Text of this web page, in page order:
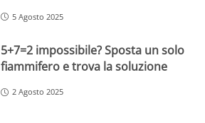
5 Agosto 2025
5+7=2 impossibile? Sposta un solo
fiammifero e trova la soluzione
2 Agosto 2025